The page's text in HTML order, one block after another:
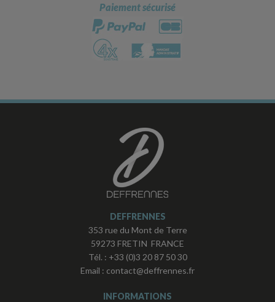
Paiement sécurisé
DEFFRENNES
353 rue du Mont de Terre
59273 FRETIN FRANCE
Tél. : +33 (0)3 20 87 50 30
Email : contact@deffrennes.fr
INFORMATIONS